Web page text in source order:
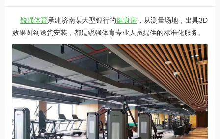
锐强体育承建济南某大型银行的健身房 ，从测量场地，出具3D
效果图到送货安装，都是锐强体育专业人员提供的标准化服务。